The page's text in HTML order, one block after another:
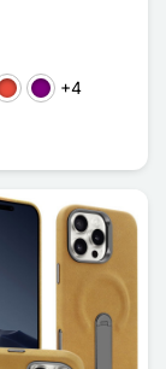
Púrpura
+4